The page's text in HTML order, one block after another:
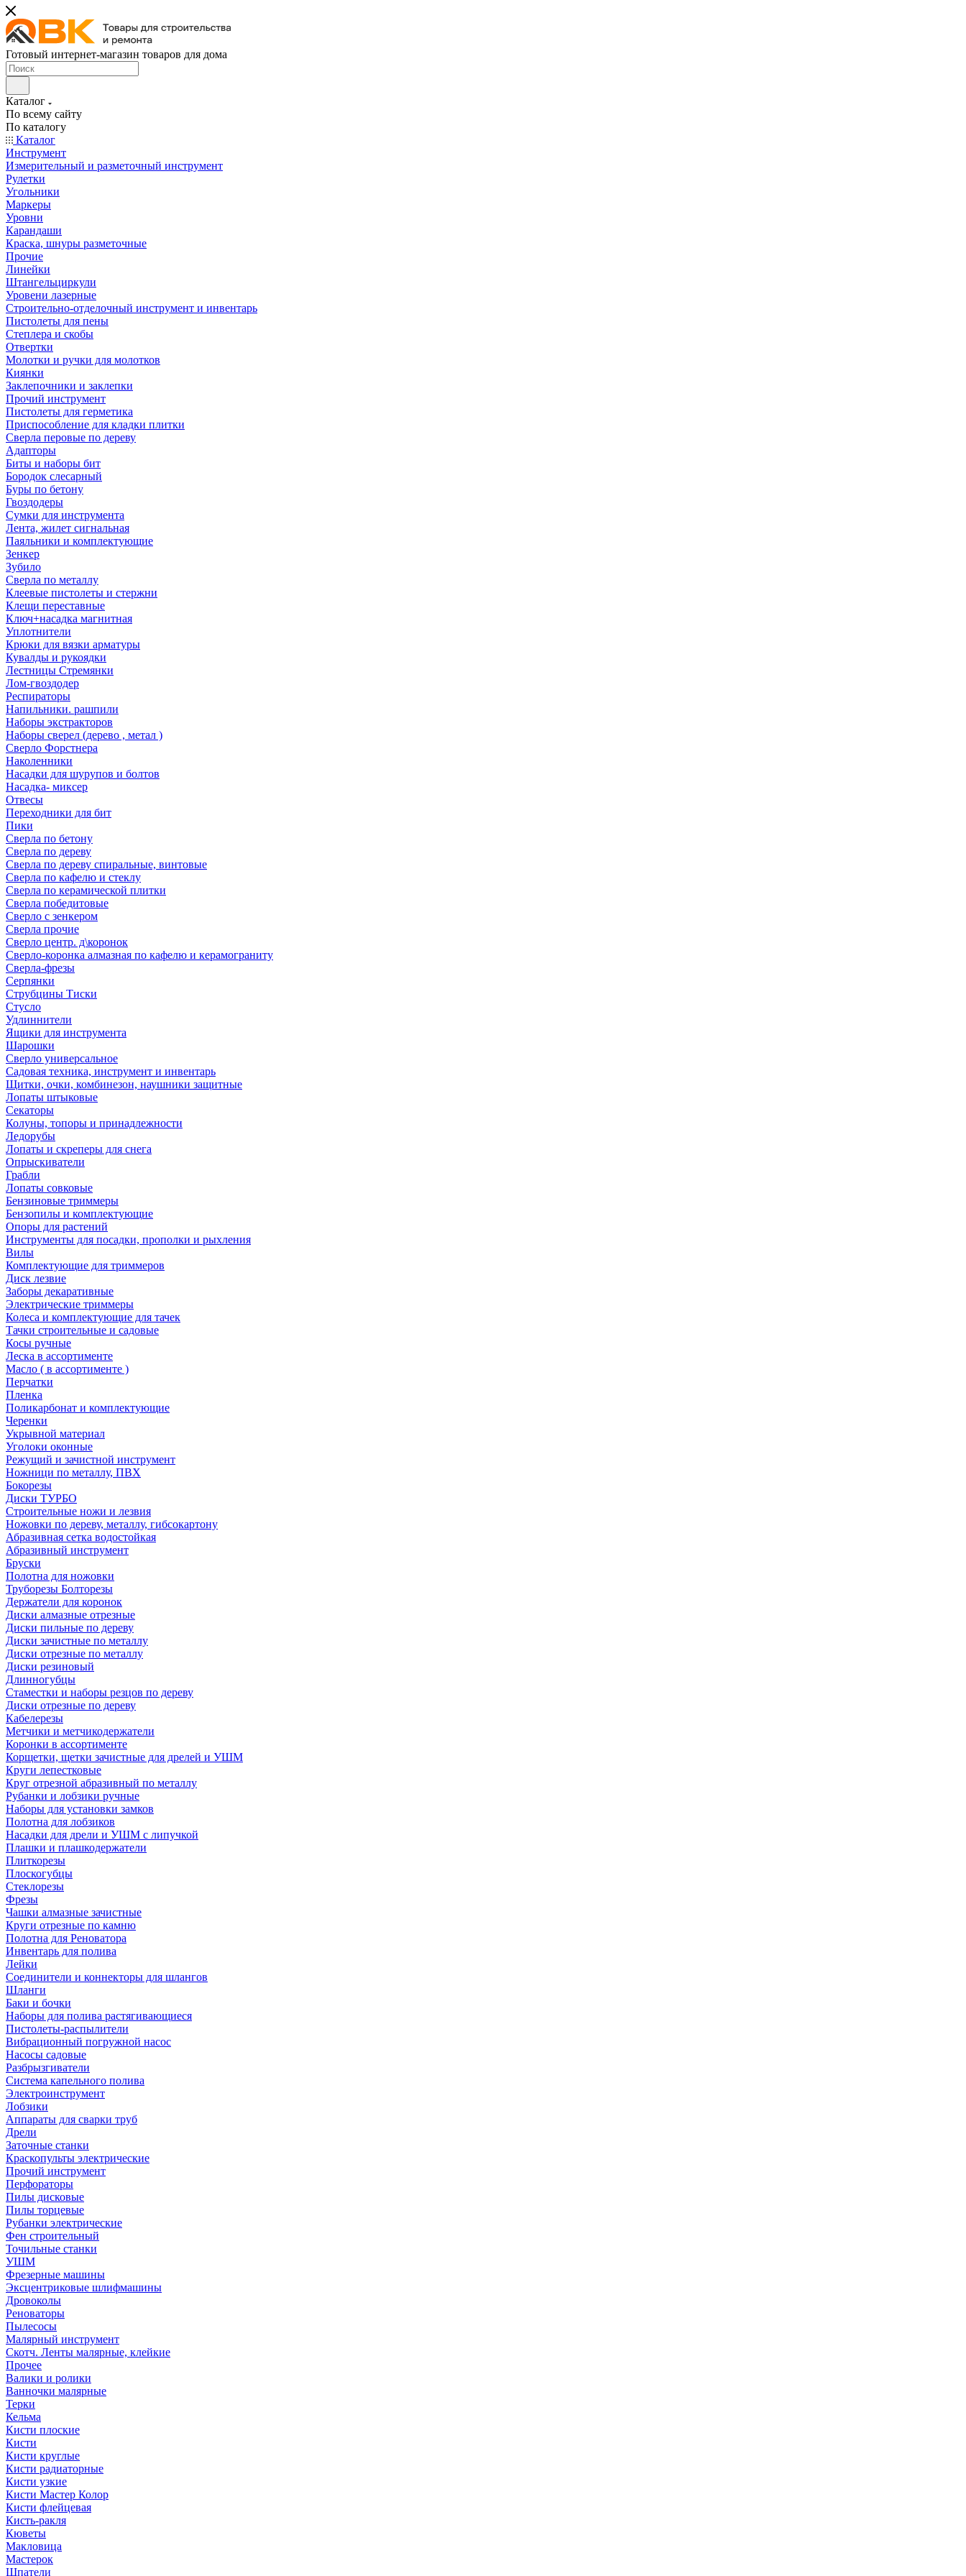
Готовый интернет-магазин товаров для дома
Каталог
По всему сайту
По каталогу
Каталог
Инструмент
Измерительный и разметочный инструмент
Рулетки
Угольники
Маркеры
Уровни
Карандаши
Краска, шнуры разметочные
Прочие
Линейки
Штангельциркули
Уровени лазерные
Строительно-отделочный инструмент и инвентарь
Пистолеты для пены
Степлера и скобы
Отвертки
Молотки и ручки для молотков
Киянки
Заклепочники и заклепки
Прочий инструмент
Пистолеты для герметика
Приспособление для кладки плитки
Сверла перовые по дереву
Адапторы
Биты и наборы бит
Бородок слесарный
Буры по бетону
Гвоздодеры
Сумки для инструмента
Лента, жилет сигнальная
Паяльники и комплектующие
Зенкер
Зубило
Сверла по металлу
Клеевые пистолеты и стержни
Клещи переставные
Ключ+насадка магнитная
Уплотнители
Крюки для вязки арматуры
Кувалды и рукоядки
Лестницы Стремянки
Лом-гвоздодер
Респираторы
Напильники. рашпили
Наборы экстракторов
Наборы сверел (дерево , метал )
Сверло Форстнера
Наколенники
Насадки для шурупов и болтов
Насадка- миксер
Отвесы
Переходники для бит
Пики
Сверла по бетону
Сверла по дереву
Сверла по дереву спиральные, винтовые
Сверла по кафелю и стеклу
Сверла по керамической плитки
Сверла победитовые
Сверло с зенкером
Сверла прочие
Сверло центр. д\коронок
Сверло-коронка алмазная по кафелю и керамограниту
Сверла-фрезы
Серпянки
Струбцины Тиски
Стусло
Удлиннители
Ящики для инструмента
Шарошки
Сверло универсальное
Садовая техника, инструмент и инвентарь
Щитки, очки, комбинезон, наушники защитные
Лопаты штыковые
Секаторы
Колуны, топоры и принадлежности
Ледорубы
Лопаты и скреперы для снега
Опрыскиватели
Грабли
Лопаты совковые
Бензиновые триммеры
Бензопилы и комплектующие
Опоры для растений
Инструменты для посадки, прополки и рыхления
Вилы
Комплектующие для триммеров
Диск лезвие
Заборы декаративные
Электрические триммеры
Колеса и комплектующие для тачек
Тачки строительные и садовые
Косы ручные
Леска в ассортименте
Масло ( в ассортименте )
Перчатки
Пленка
Поликарбонат и комплектующие
Черенки
Укрывной материал
Уголоки оконные
Режущий и зачистной инструмент
Ножници по металлу, ПВХ
Бокорезы
Диски ТУРБО
Строительные ножи и лезвия
Ножовки по дереву, металлу, гибсокартону
Абразивная сетка водостойкая
Абразивный инструмент
Бруски
Полотна для ножовки
Труборезы Болторезы
Держатели для коронок
Диски алмазные отрезные
Диски пильные по дереву
Диски зачистные по металлу
Диски отрезные по металлу
Диски резиновый
Длинногубцы
Стаместки и наборы резцов по дереву
Диски отрезные по дереву
Кабелерезы
Метчики и метчикодержатели
Коронки в ассортименте
Корщетки, щетки зачистные для дрелей и УШМ
Круги лепестковые
Круг отрезной абразивный по металлу
Рубанки и лобзики ручные
Наборы для установки замков
Полотна для лобзиков
Насадки для дрели и УШМ с липучкой
Плашки и плашкодержатели
Плиткорезы
Плоскогубцы
Стеклорезы
Фрезы
Чашки алмазные зачистные
Круги отрезные по камню
Полотна для Реноватора
Инвентарь для полива
Лейки
Соединители и коннекторы для шлангов
Шланги
Баки и бочки
Наборы для полива растягивающиеся
Пистолеты-распылители
Вибрационный погружной насос
Насосы садовые
Разбрызгиватели
Система капельного полива
Электроинструмент
Лобзики
Аппараты для сварки труб
Дрели
Заточные станки
Краскопульты электрические
Прочий инструмент
Перфораторы
Пилы дисковые
Пилы торцевые
Рубанки электрические
Фен строительный
Точильные станки
УШМ
Фрезерные машины
Эксцентриковые шлифмашины
Дровоколы
Реноваторы
Пылесосы
Малярный инструмент
Скотч. Ленты малярные, клейкие
Прочее
Валики и ролики
Ванночки малярные
Терки
Кельма
Кисти плоские
Кисти
Кисти круглые
Кисти радиаторные
Кисти узкие
Кисти Мастер Колор
Кисти флейцевая
Кисть-ракля
Кюветы
Макловица
Мастерок
Шпатели